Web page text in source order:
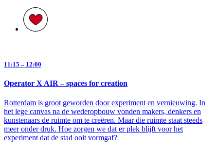
11:15 – 12:00
Operator X AIR – spaces for creation
Rotterdam is groot geworden door experiment en vernieuwing. In
het lege canvas na de wederopbouw vonden makers, denkers en
kunstenaars de ruimte om te creëren. Maar die ruimte staat steeds
meer onder druk. Hoe zorgen we dat er plek blijft voor het
experiment dat de stad ooit vormgaf?